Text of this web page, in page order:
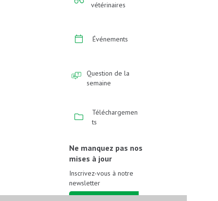
vétérinaires
Événements
Question de la
semaine
Téléchargemen
ts
Ne manquez pas nos
mises à jour
Inscrivez-vous à notre
newsletter